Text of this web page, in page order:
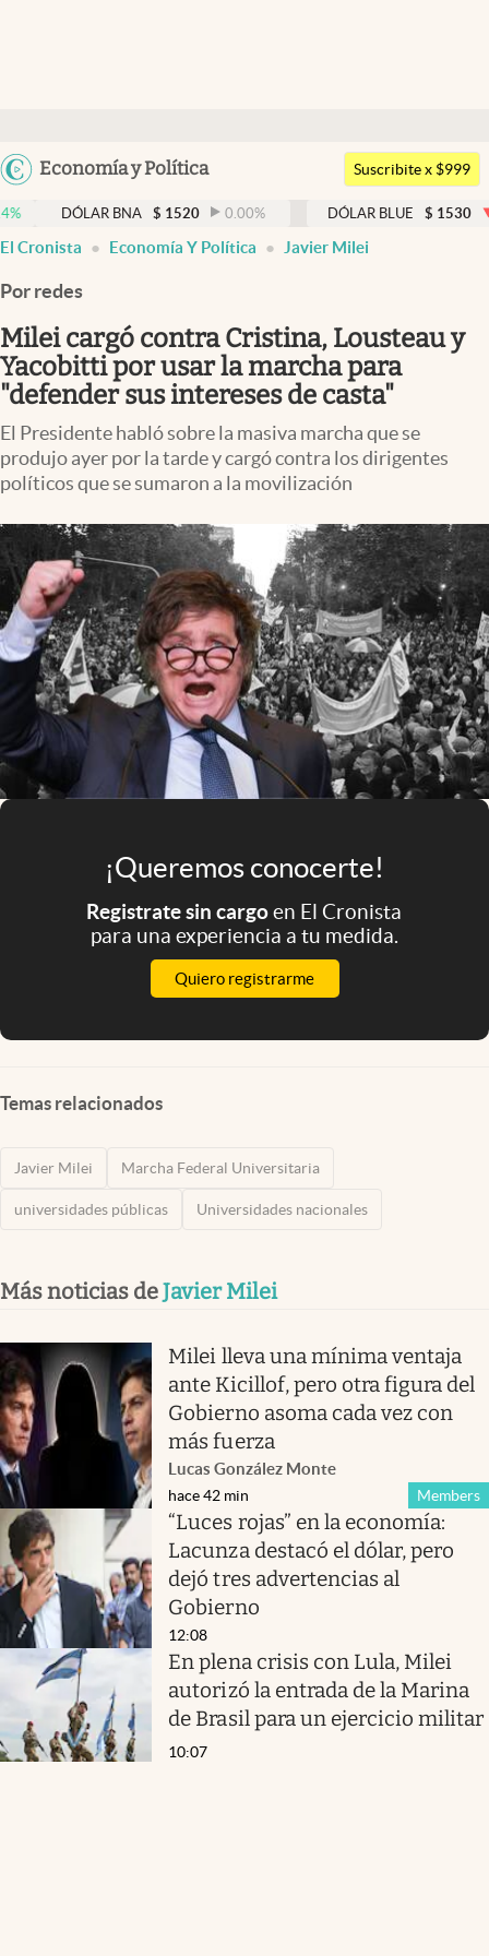
Argentina
Uruguay
Economía y Política
Members
Economía y Política
Finanzas y Mercados
Mercados Online
Negocios
Columnistas
Apertura
Clase
Clima
Mundial 2026
Eventos Corporativos
El Cronista Studio
Mediakit
abre en nueva pestaña
Suscribite x $999
BNA $ 1520 0.00% DÓLAR BLUE $ 1530 -0.65%
El Cronista Economía Y Política Javier Milei
Por redes
Milei cargó contra Cristina, Lousteau y
Yacobitti por usar la marcha para
"defender sus intereses de casta"
El Presidente habló sobre la masiva marcha que se
produjo ayer por la tarde y cargó contra los dirigentes
políticos que se sumaron a la movilización
¡Queremos conocerte!
Registrate sin cargoen El Cronista
para una experiencia a tu medida.
Quiero registrarme
Temas relacionados
Javier Milei Marcha Federal Universitaria
universidades públicas Universidades nacionales
Más noticias deJavier Milei
Milei lleva una mínima ventaja
ante Kicillof, pero otra figura del
Gobierno asoma cada vez con
más fuerza
Lucas González Monte
Members
hace 42 min
“Luces rojas” en la economía:
Lacunza destacó el dólar, pero
dejó tres advertencias al
Gobierno
12:08
En plena crisis con Lula, Milei
autorizó la entrada de la Marina
de Brasil para un ejercicio militar
10:07